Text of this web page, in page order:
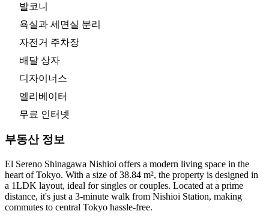
발코니
욕실과 세면실 분리
자전거 주차장
배달 상자
디자이너스
엘리베이터
무료 인터넷
부동산 정보
El Sereno Shinagawa Nishioi offers a modern living space in the
heart of Tokyo. With a size of 38.84 m², the property is designed in
a 1LDK layout, ideal for singles or couples. Located at a prime
distance, it's just a 3-minute walk from Nishioi Station, making
commutes to central Tokyo hassle-free.